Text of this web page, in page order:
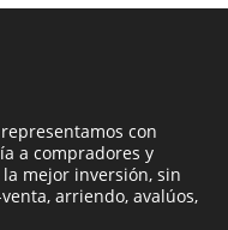
con
a compradores y
mejor inversión, sin
arriendo, avalúos,